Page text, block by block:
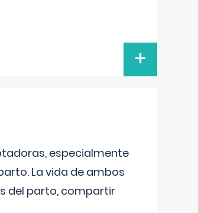
+
especialmente
La vida de ambos
del parto, compartir